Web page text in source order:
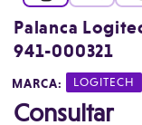
Palanca
941-000321
|
MARCA: LOGITECH
Consultar